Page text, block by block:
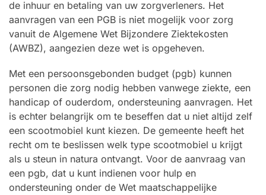
de inhuur en betaling van uw zorgverleners. Het
aanvragen van een PGB is niet mogelijk voor zorg
vanuit de Algemene Wet Bijzondere Ziektekosten
(AWBZ), aangezien deze wet is opgeheven.
Met een persoonsgebonden budget (pgb) kunnen
personen die zorg nodig hebben vanwege ziekte, een
handicap of ouderdom, ondersteuning aanvragen. Het
is echter belangrijk om te beseffen dat u niet altijd zelf
een scootmobiel kunt kiezen. De gemeente heeft het
recht om te beslissen welk type scootmobiel u krijgt
als u steun in natura ontvangt. Voor de aanvraag van
een pgb, dat u kunt indienen voor hulp en
ondersteuning onder de Wet maatschappelijke